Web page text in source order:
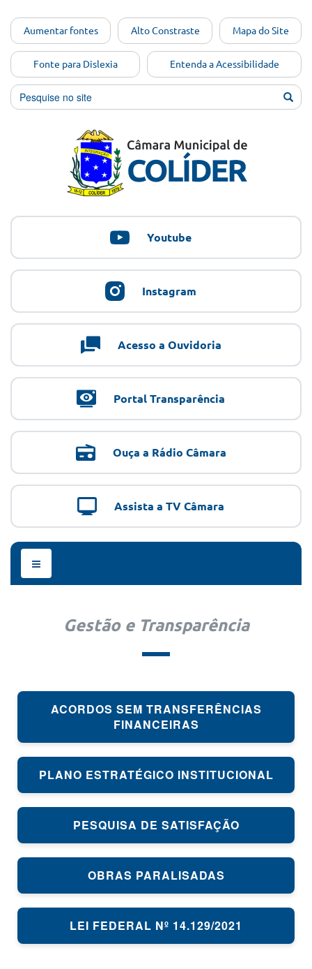
conteúdo
[Alt+1]
Ir para
o menu
[Alt+2]
[Alt+4]
Aumentar fontes Alto Constraste Mapa do Site
Fonte para Dislexia Entenda a Acessibilidade
Youtube
Instagram
Acesso a Ouvidoria
Portal Transparência
Ouça a Rádio Câmara
Assista a TV Câmara
Menu
de
Gestão e Transparência
ACORDOS SEM TRANSFERÊNCIAS
FINANCEIRAS
PLANO ESTRATÉGICO INSTITUCIONAL
PESQUISA DE SATISFAÇÃO
OBRAS PARALISADAS
LEI FEDERAL Nº 14.129/2021